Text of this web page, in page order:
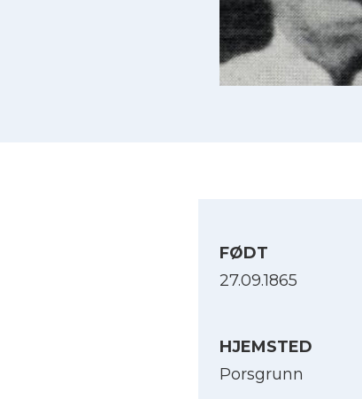
FØDT
27.09.1865
HJEMSTED
Porsgrunn